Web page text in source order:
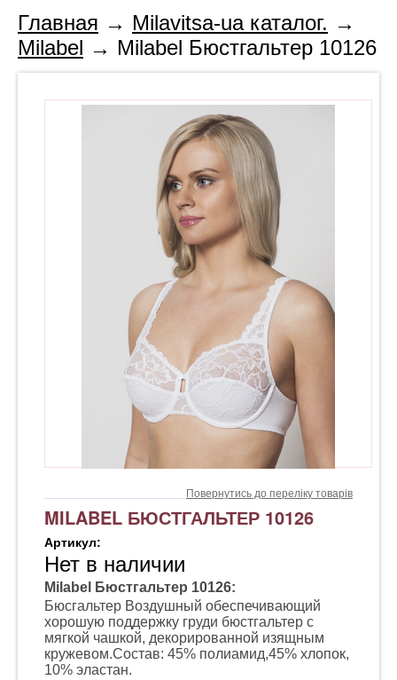
Главная → Milavitsa-ua каталог. →
Milabel → Milabel Бюстгальтер 10126
Повернутись до переліку товарів
MILABEL БЮСТГАЛЬТЕР 10126
Артикул:
Нет в наличии
Milabel Бюстгальтер 10126:
Бюсгальтер Воздушный обеспечивающий
хорошую поддержку груди бюстгальтер с
мягкой чашкой, декорированной изящным
кружевом.Состав: 45% полиамид,45% хлопок,
10% эластан.